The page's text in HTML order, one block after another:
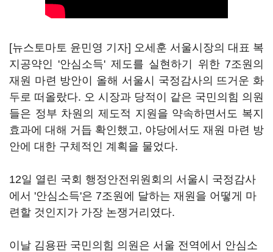
[뉴스토마토 윤민영 기자] 오세훈 서울시장의 대표 복
지공약인 '안심소득' 제도를 실현하기 위한 7조원의
재원 마련 방안이 올해 서울시 국정감사의 뜨거운 화
두로 떠올랐다. 오 시장과 당적이 같은 국민의힘 의원
들은 정부 차원의 제도적 지원을 약속하면서도 복지
효과에 대해 거듭 확인했고, 야당에서도 재원 마련 방
안에 대한 구체적인 계획을 물었다.
12일 열린 국회 행정안전위원회의 서울시 국정감사
에서 '안심소득'은 7조원에 달하는 재원을 어떻게 마
련할 것인지가 가장 논쟁거리였다.
이날 김용판 국민의힘 의원은 서울 전역에서 안심소